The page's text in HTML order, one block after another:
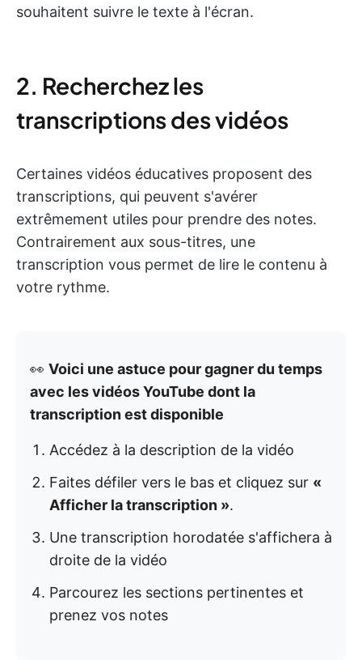
souhaitent suivre le texte à l'écran.
2. Recherchez les
transcriptions des vidéos
Certaines vidéos éducatives proposent des
transcriptions, qui peuvent s'avérer
extrêmement utiles pour prendre des notes.
Contrairement aux sous-titres, une
transcription vous permet de lire le contenu à
votre rythme.
👀 Voici une astuce pour gagner du temps
avec les vidéos YouTube dont la
transcription est disponible
Accédez à la description de la vidéo
Faites défiler vers le bas et cliquez sur «
Afficher la transcription ».
Une transcription horodatée s'affichera à
droite de la vidéo
Parcourez les sections pertinentes et
prenez vos notes